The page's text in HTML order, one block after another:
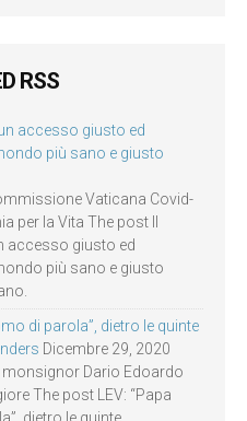
RSS
accesso giusto ed
più sano e giusto
Vaticana Covid-
per la Vita The post Il
accesso giusto ed
più sano e giusto
di parola”, dietro le quinte
Dicembre 29, 2020
Dario Edoardo
The post LEV: “Papa